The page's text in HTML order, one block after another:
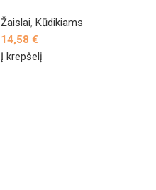
Žaislai, Kūdikiams
14,58 €
Į krepšelį